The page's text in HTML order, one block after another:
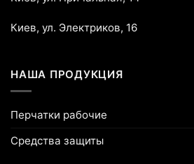
Киев, ул. Электриков, 16
НАША ПРОДУКЦИЯ
Перчатки рабочие
Средства защиты